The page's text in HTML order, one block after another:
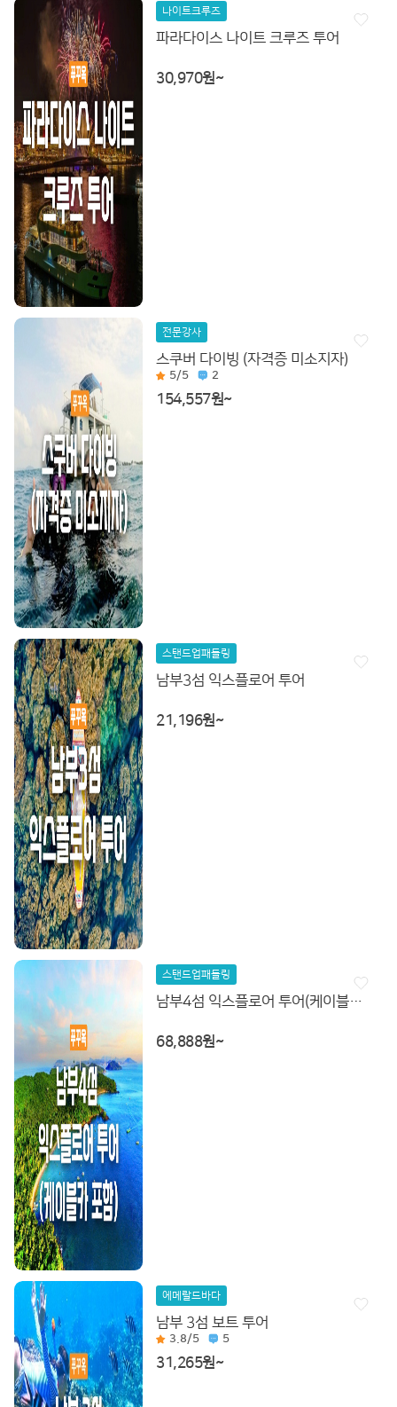
나이트크루즈
파라다이스 나이트 크루즈 투어
30,970원~
전문강사
스쿠버 다이빙 (자격증 미소지자)
5/5 2
154,557원~
스탠드업패들링
남부3섬 익스플로어 투어
21,196원~
스탠드업패들링
남부4섬 익스플로어 투어(케이블카 포함)
68,888원~
에메랄드바다
남부 3섬 보트 투어
3.8/5 5
31,265원~